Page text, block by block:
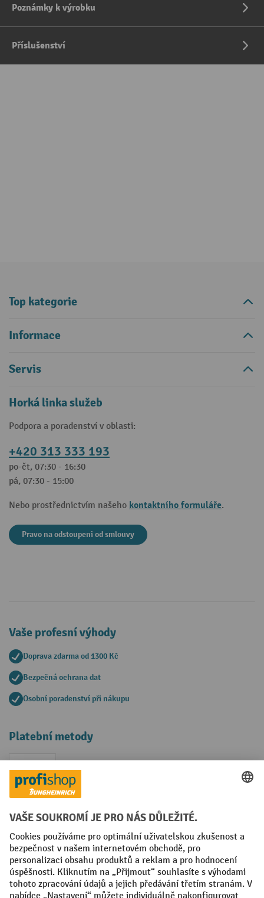
Poznámky k výrobku
Příslušenství
Top kategorie
Informace
Servis
Horká linka služeb
Podpora a poradenství v oblasti:
+420 313 333 193
po-čt, 07:30 - 16:30
pá, 07:30 - 15:00
Nebo prostřednictvím našeho kontaktního formuláře.
Pravo na odstoupeni od smlouvy
Vaše profesní výhody
Doprava zdarma od 1300 Kč
Bezpečná ochrana dat
Osobní poradenství při nákupu
Platební metody
Faktura
Sociální sítě
Facebook
YouTubeLinkedIn
VODP Otisk